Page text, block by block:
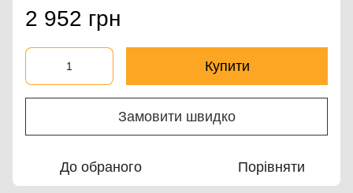
2 952 грн
Купити
Замовити швидко
До обраного Порівняти